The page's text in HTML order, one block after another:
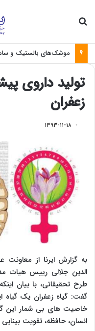
تولید داروی
زعفران
۱۳۹۳-۱۱-۱۸
به گزارش ایرنا از
الدین جلالی رییس هیات
طرح تحقیقاتی، با بیان
گفت: گیاه زعفران یک گیاه
خاصیت های بی شمار این
انسان، حافظه، تقویت